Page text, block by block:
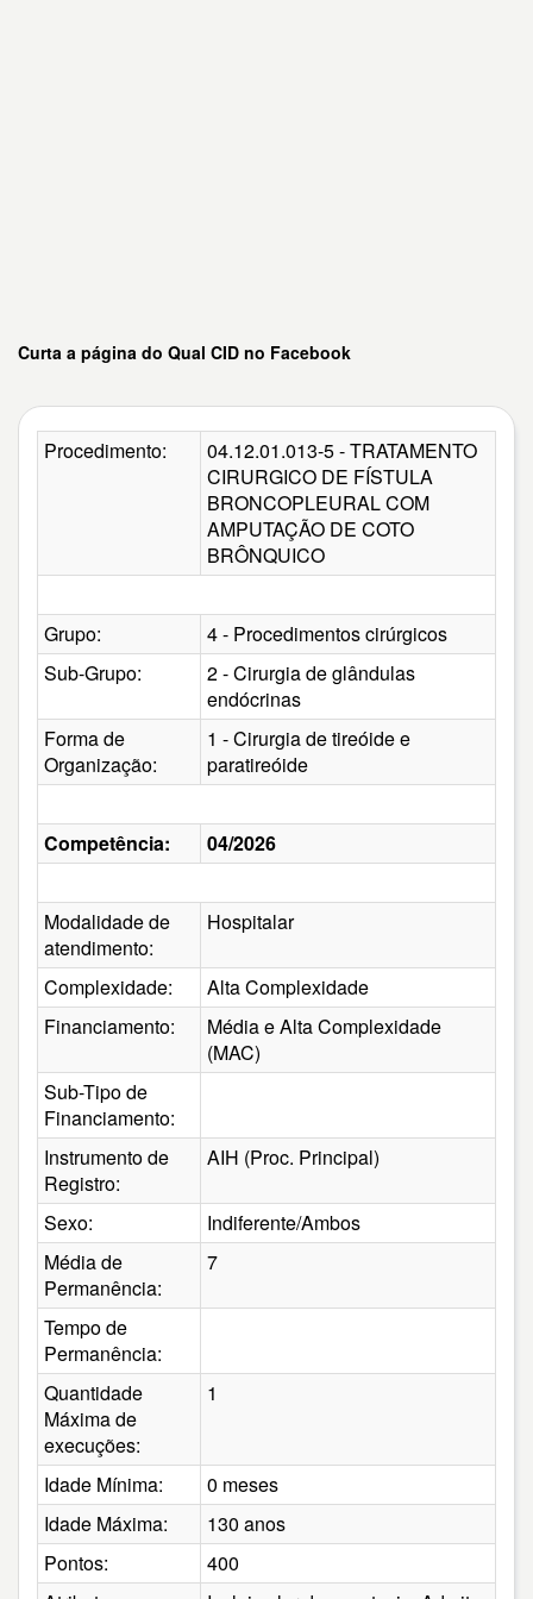
Curta a página do Qual CID no Facebook
Procedimento:
04.12.01.013-5 - TRATAMENTO
CIRURGICO DE FÍSTULA
BRONCOPLEURAL COM
AMPUTAÇÃO DE COTO
BRÔNQUICO
Grupo:
4 - Procedimentos cirúrgicos
Sub-Grupo:
2 - Cirurgia de glândulas
endócrinas
Forma de
Organização:
1 - Cirurgia de tireóide e
paratireóide
Competência: 04/2026
Modalidade de
atendimento:
Hospitalar
Complexidade:
Alta Complexidade
Financiamento:
Média e Alta Complexidade
(MAC)
Sub-Tipo de
Financiamento:
Instrumento de
Registro:
AIH (Proc. Principal)
Sexo:
Indiferente/Ambos
Média de
Permanência:
7
Tempo de
Permanência:
Quantidade
Máxima de
execuções:
1
Idade Mínima:
0 meses
Idade Máxima:
130 anos
Pontos:
400